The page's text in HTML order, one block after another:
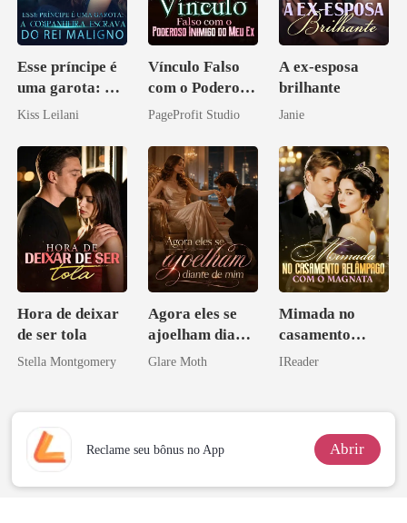
Esse príncipe é
uma garota: A
companheira
maligno
Kiss Leilani
Vínculo Falso
com o Poderoso
Inimigo do Meu
PageProfit Studio
A ex-esposa
brilhante
Janie
Hora de deixar
de ser tola
Stella Montgomery
Agora eles se
ajoelham diante
de mim
Glare Moth
Mimada no
casamento
relâmpago com
IReader
Reclame seu bônus no App Abrir